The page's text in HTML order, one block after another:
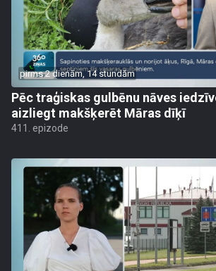
pirms 2 dienām, 14 stundām
Pēc traģiskas gulbēnu nāves
aizliegt makšķerēt Māras dīķī
411. epizode